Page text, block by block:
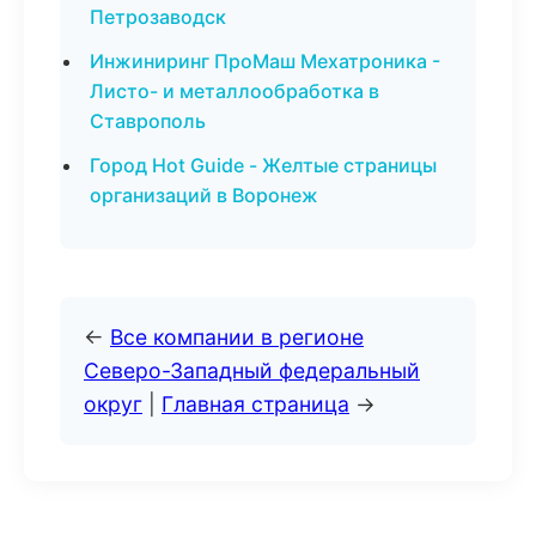
Петрозаводск
Инжиниринг ПроМаш Мехатроника -
Листо- и металлообработка в
Ставрополь
Город Hot Guide - Желтые страницы
организаций в Воронеж
← Все компании в регионе
Северо-Западный федеральный
округ
Главная страница →